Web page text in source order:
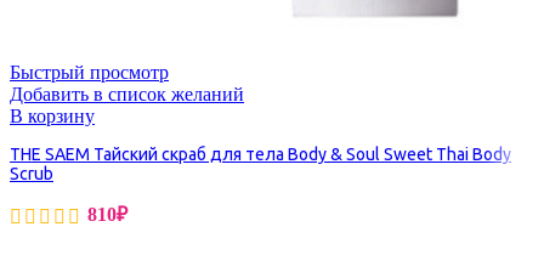
Быстрый просмотр
Добавить в список желаний
В корзину
THE SAEM Тайский скраб для тела Body & Soul Sweet Thai Body
Scrub
810₽